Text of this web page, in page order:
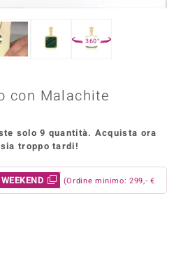
360°
con Malachite
solo 9 quantità. Acquista ora
troppo tardi!
WEEKEND (Ordine minimo: 299,- €